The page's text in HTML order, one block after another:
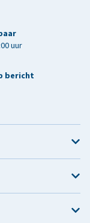
uur
bericht